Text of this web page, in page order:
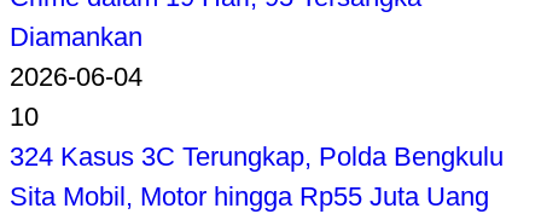
Diamankan
2026-06-04
10
324 Kasus 3C Terungkap, Polda Bengkulu
Sita Mobil, Motor hingga Rp55 Juta Uang